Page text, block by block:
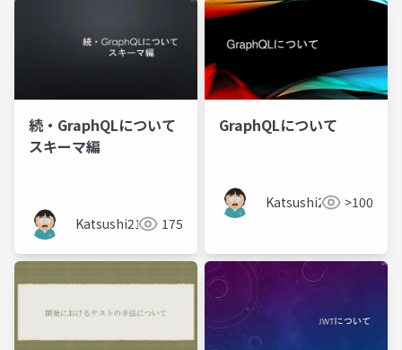
続・GraphQLについて
スキーマ編
Katsushi21 175
GraphQLについて
Katsushi21 >100